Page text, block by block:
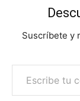
Suscríbete y
Escribe tu correo electrónico…